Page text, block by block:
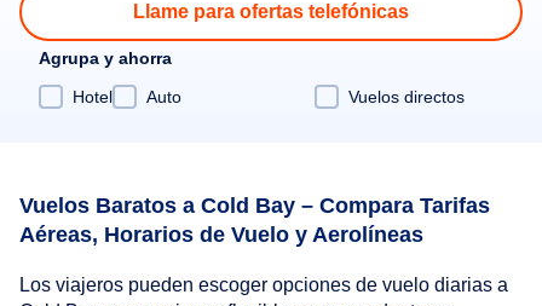
Llame para ofertas telefónicas
Agrupa y ahorra
Hotel
Auto Vuelos directos
Vuelos Baratos a Cold Bay – Compara Tarifas
Aéreas, Horarios de Vuelo y Aerolíneas
Los viajeros pueden escoger opciones de vuelo diarias a